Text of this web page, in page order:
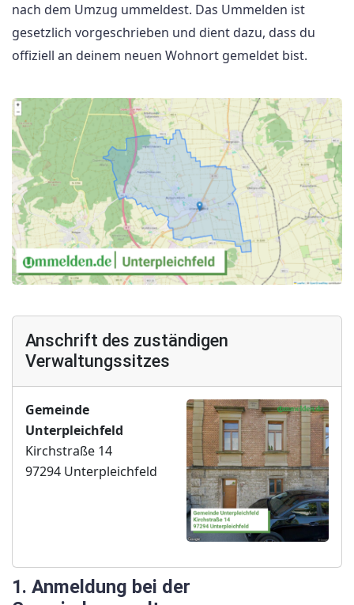
nach dem Umzug ummeldest. Das Ummelden ist
gesetzlich vorgeschrieben und dient dazu, dass du
offiziell an deinem neuen Wohnort gemeldet bist.
Anschrift des zuständigen
Verwaltungssitzes
Gemeinde
Unterpleichfeld
Kirchstraße 14
97294 Unterpleichfeld
1. Anmeldung bei der